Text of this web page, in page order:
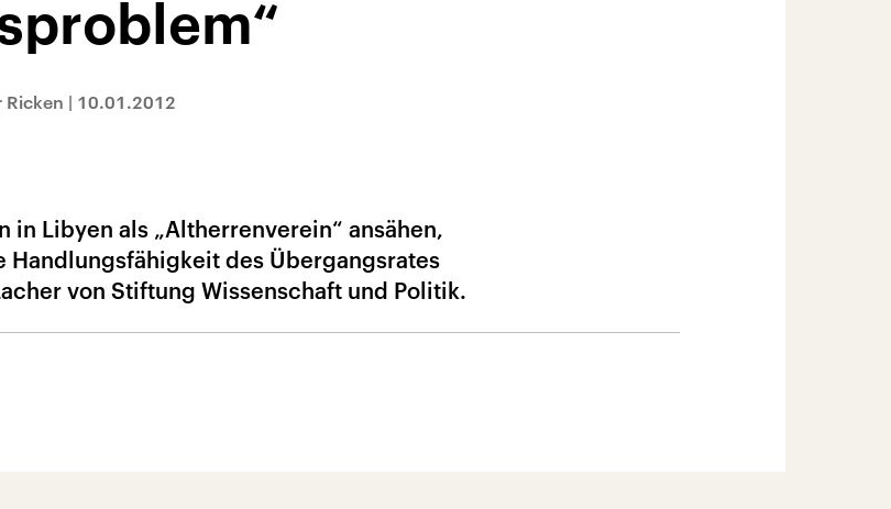
Ricken | 10.01.2012
Libyen als „Altherrenverein“ ansähen,
Handlungsfähigkeit des Übergangsrates
von Stiftung Wissenschaft und Politik.